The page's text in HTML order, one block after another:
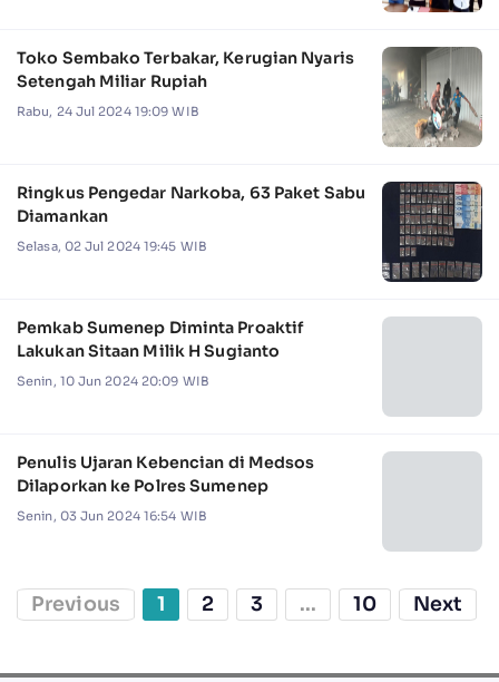
Toko Sembako Terbakar, Kerugian Nyaris
Setengah Miliar Rupiah
Rabu, 24 Jul 2024 19:09 WIB
Ringkus Pengedar Narkoba, 63 Paket Sabu
Diamankan
Selasa, 02 Jul 2024 19:45 WIB
Pemkab Sumenep Diminta Proaktif
Lakukan Sitaan Milik H Sugianto
Senin, 10 Jun 2024 20:09 WIB
Penulis Ujaran Kebencian di Medsos
Dilaporkan ke Polres Sumenep
Senin, 03 Jun 2024 16:54 WIB
Previous 1 2 3 ... 10 Next